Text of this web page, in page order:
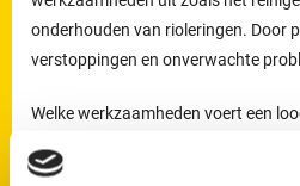
onderhouden van rioleringen. Door
verstoppingen en onverwachte
Welke werkzaamheden voert een